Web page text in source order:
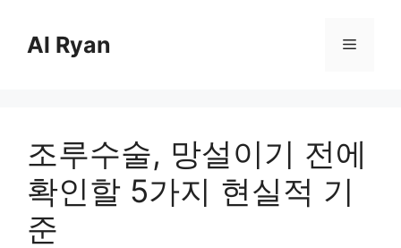
contentAl Ryan Menu
조루수술, 망설이기 전에
확인할 5가지 현실적 기
준